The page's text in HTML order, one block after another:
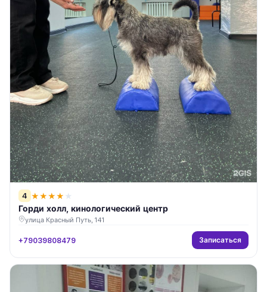
4 ★★★★ ★
Горди холл, кинологический центр
улица Красный Путь, 141
+79039808479 Записаться